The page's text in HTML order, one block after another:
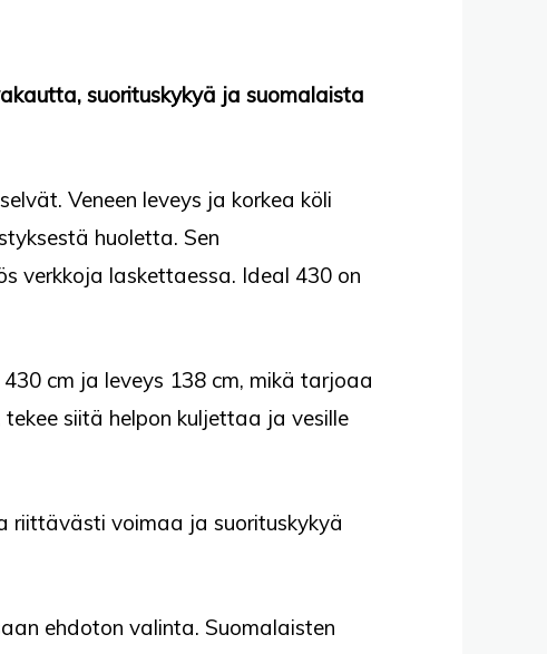
suorituskykyä ja suomalaista
Veneen leveys ja korkea köli
huoletta. Sen
verkkoja laskettaessa. Ideal 430 on
cm ja leveys 138 cm, mikä tarjoaa
siitä helpon kuljettaa ja vesille
riittävästi voimaa ja suorituskykyä
ehdoton valinta. Suomalaisten